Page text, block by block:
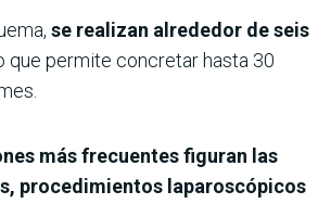
se realizan alrededor de seis
que permite concretar hasta 30
más frecuentes figuran las
procedimientos laparoscópicos